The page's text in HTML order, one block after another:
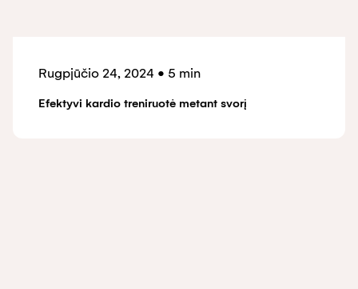
Rugpjūčio 24, 2024 • 5 min
Efektyvi kardio treniruotė metant svorį